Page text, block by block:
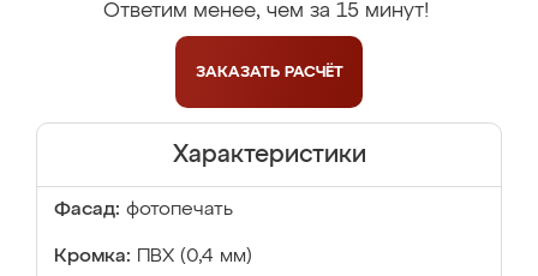
Ответим менее, чем за 15 минут!
ЗАКАЗАТЬ РАСЧЁТ
Характеристики
Фасад: фотопечать
Кромка: ПВХ (0,4 мм)